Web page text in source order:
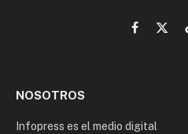
Facebook
X
NOSOTROS
Infopress es el medio digital